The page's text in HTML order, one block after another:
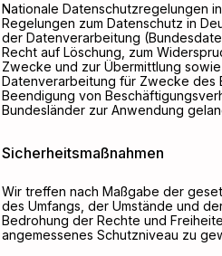
Nationale Datenschutzregelungen
Regelungen zum Datenschutz in
der Datenverarbeitung
Recht auf Löschung, zum
Zwecke und zur Übermittlung
Datenverarbeitung für Zwecke des
Beendigung von
Bundesländer zur Anwendung
Sicherheitsmaßnahmen
Wir treffen nach Maßgabe der
des Umfangs, der Umstände und
Bedrohung der Rechte und
angemessenes Schutzniveau zu